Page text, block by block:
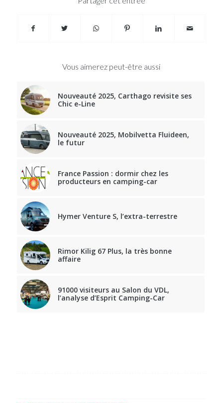
Vous aimerez peut-être aussi
Nouveauté 2025, Carthago revisite ses
Chic e-Line
Nouveauté 2025, Mobilvetta Fluideen,
le futur
France Passion : dormir chez les
producteurs en camping-car
Hymer Venture S, l’extra-terrestre
Rimor Kilig 67 Plus, la très bonne
affaire
91000 visiteurs au Salon du VDL,
l’analyse d’Esprit Camping-Car